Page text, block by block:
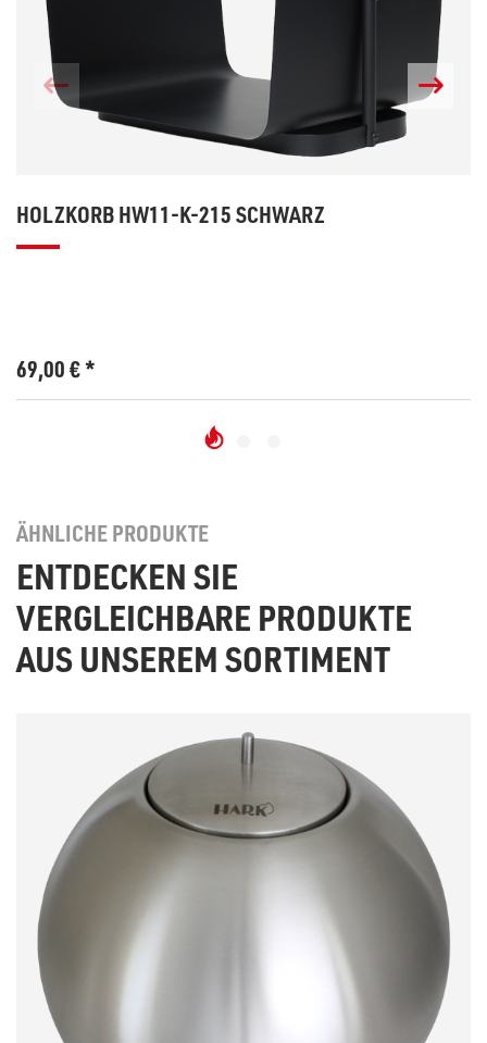
HOLZKORB HW11-K-215 SCHWARZ
69,00€*
ÄHNLICHE PRODUKTE
ENTDECKEN SIE
VERGLEICHBARE PRODUKTE
AUS UNSEREM SORTIMENT